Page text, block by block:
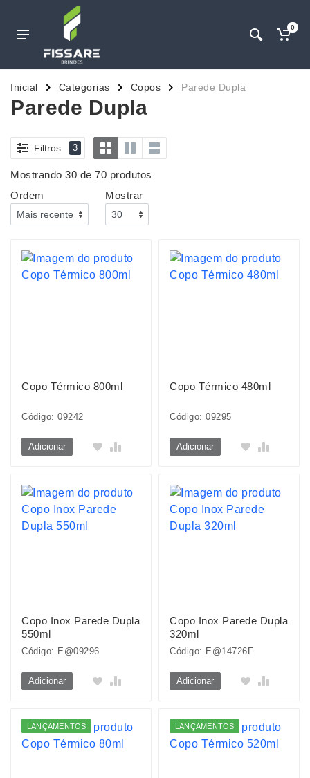
0
Inicial Categorias Copos Parede Dupla
Parede Dupla
Filtros 3
Mostrando 30 de 70 produtos
Ordem
Mostrar
Copo Térmico 800ml
Código: 09242
Adicionar
Copo Térmico 480ml
Código: 09295
Adicionar
Copo Inox Parede Dupla
550ml
Código: E@09296
Adicionar
Copo Inox Parede Dupla
320ml
Código: E@14726F
Adicionar
LANÇAMENTOS LANÇAMENTOS